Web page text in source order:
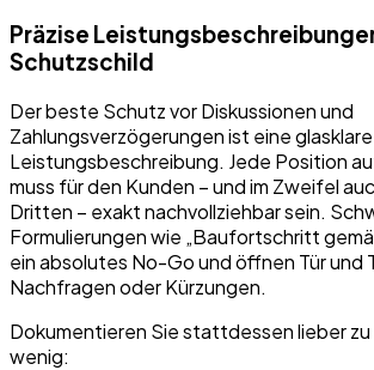
Präzise
Schutzschild
Der beste Schutz vor Diskussionen und
Zahlungsverzögerungen ist eine glasklare
Leistungsbeschreibung. Jede Position
muss für den Kunden – und im Zweifel
Dritten – exakt nachvollziehbar sein.
Formulierungen wie „Baufortschritt
ein absolutes No-Go und öffnen Tür und
Nachfragen oder Kürzungen.
Dokumentieren Sie stattdessen lieber zu
wenig: